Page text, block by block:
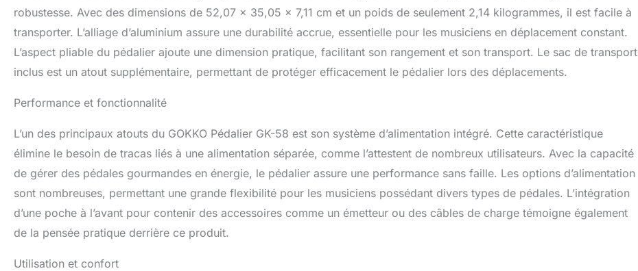
robustesse. Avec des dimensions de 52,07 x 35,05 x 7,11 cm et un poids de seulement 2,14 kilogrammes, il est facile à
transporter. L’alliage d’aluminium assure une durabilité accrue, essentielle pour les musiciens en déplacement constant.
L’aspect pliable du pédalier ajoute une dimension pratique, facilitant son rangement et son transport. Le sac de transport
inclus est un atout supplémentaire, permettant de protéger efficacement le pédalier lors des déplacements.
Performance et fonctionnalité
L’un des principaux atouts du GOKKO Pédalier GK-58 est son système d’alimentation intégré. Cette caractéristique
élimine le besoin de tracas liés à une alimentation séparée, comme l’attestent de nombreux utilisateurs. Avec la capacité
de gérer des pédales gourmandes en énergie, le pédalier assure une performance sans faille. Les options d’alimentation
sont nombreuses, permettant une grande flexibilité pour les musiciens possédant divers types de pédales. L’intégration
d’une poche à l’avant pour contenir des accessoires comme un émetteur ou des câbles de charge témoigne également
de la pensée pratique derrière ce produit.
Utilisation et confort